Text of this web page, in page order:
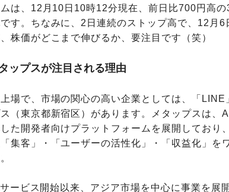
は、12月10日10時12分現在、前日比700円高の
す。ちなみに、2日連続のストップ高で、12月6
株価がどこまで伸びるか、要注目です（笑）
ップスが注目される理由
場で、市場の関心の高い企業としては、「LINE
（東京都新宿区）があります。メタップスは、
た開発者向けプラットフォームを展開しており
集客」・「ユーザーの活性化」・「収益化」を
ービス開始以来、アジア市場を中心に事業を展